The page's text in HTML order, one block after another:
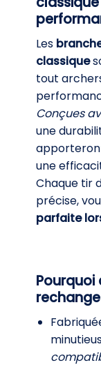
Les
classique
tout
Conçues
une
une
Chaque tir
précise,
parfaite
Pourquoi